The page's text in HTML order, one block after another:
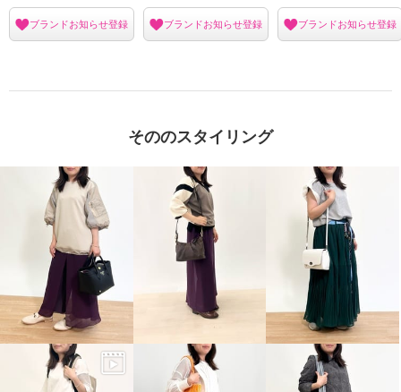
ブランドお知らせ登録 ブランドお知らせ登録 ブランドお知らせ登録
そののスタイリング